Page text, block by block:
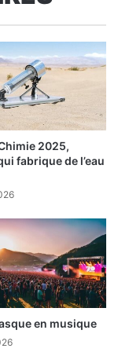
2025,
fabrique de l’eau
en musique